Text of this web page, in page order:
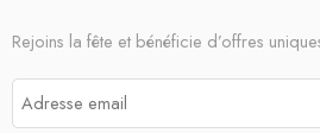
Rejoins la fête et bénéficie d’offres